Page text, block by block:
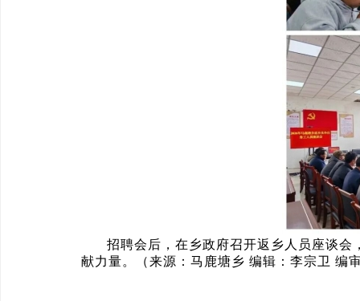
招聘会后，在乡政府召开返乡人员座谈
献力量。（来源：马鹿塘乡 编辑：李宗卫 编